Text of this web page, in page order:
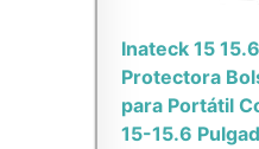
Inateck 15
Protectora
para Portátil
15-15.6